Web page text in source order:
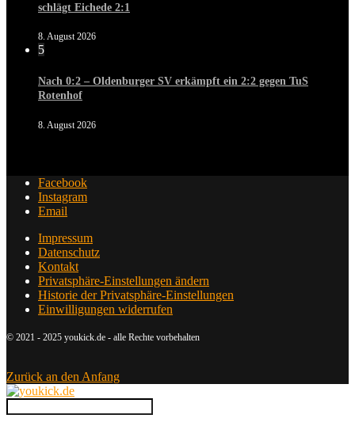
schlägt Eichede 2:1
8. August 2026
5
Nach 0:2 – Oldenburger SV erkämpft ein 2:2 gegen TuS
Rotenhof
8. August 2026
Facebook
Instagram
Email
Impressum
Datenschutz
Kontakt
Privatsphäre-Einstellungen ändern
Historie der Privatsphäre-Einstellungen
Einwilligungen widerrufen
© 2021 - 2025 youkick.de - alle Rechte vorbehalten
Zurück an den Anfang